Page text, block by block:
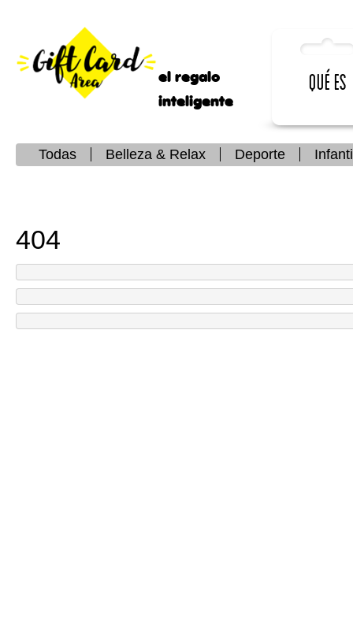
el regalo
inteligente
Qué es
Todas Belleza & Relax Deporte
404